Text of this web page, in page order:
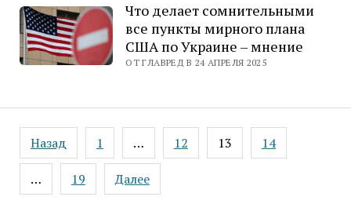
Что делает сомнительными
все пункты мирного плана
США по Украине – мнение
ОТ ГЛАВРЕД В 24 АПРЕЛЯ 2025
Пагинация
записей
Назад 1 … 12 13 14
… 19 Далее